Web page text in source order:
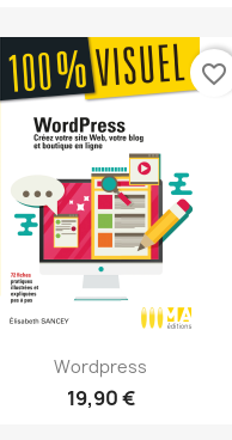
Wordpress
19,90 €
favorite_border